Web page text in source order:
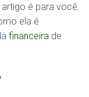
é para você.
ela é
financeira de